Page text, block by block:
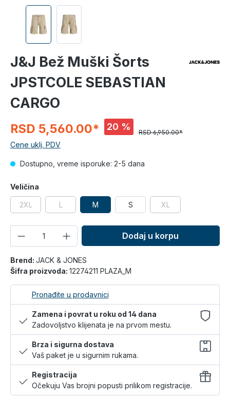
J&J Bež Muški Šorts
JPSTCOLE SEBASTIAN
CARGO
RSD 5,560.00* 20 %
RSD 6,950.00*
Cene uklj. PDV
Dostupno, vreme isporuke: 2-5 dana
Veličina
2XL L M S XL
Dodaj u korpu
Brend: JACK & JONES
Šifra proizvoda: 12274211 PLAZA_M
Pronađite u prodavnici
Zamena i povrat u roku od 14 dana
Zadovoljstvo klijenata je na prvom mestu.
Brza i sigurna dostava
Vaš paket je u sigurnim rukama.
Registracija
Očekuju Vas brojni popusti prilikom registracije.